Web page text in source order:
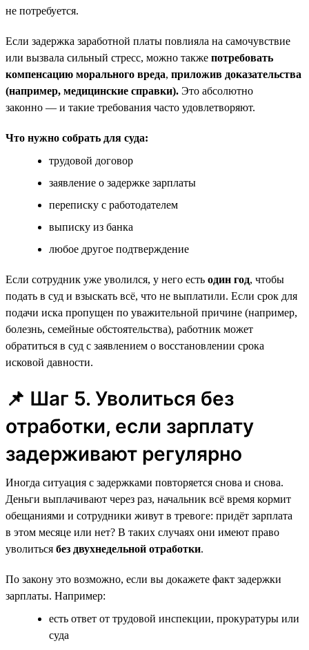
не потребуется.
Если задержка заработной платы повлияла на самочувствие
или вызвала сильный стресс, можно также потребовать
компенсацию морального вреда, приложив доказательства
(например, медицинские справки). Это абсолютно
законно — и такие требования часто удовлетворяют.
Что нужно собрать для суда:
трудовой договор
заявление о задержке зарплаты
переписку с работодателем
выписку из банка
любое другое подтверждение
Если сотрудник уже уволился, у него есть один год, чтобы
подать в суд и взыскать всё, что не выплатили. Если срок для
подачи иска пропущен по уважительной причине (например,
болезнь, семейные обстоятельства), работник может
обратиться в суд с заявлением о восстановлении срока
исковой давности.
📌 Шаг 5. Уволиться без
отработки, если зарплату
задерживают регулярно
Иногда ситуация с задержками повторяется снова и снова.
Деньги выплачивают через раз, начальник всё время кормит
обещаниями и сотрудники живут в тревоге: придёт зарплата
в этом месяце или нет? В таких случаях они имеют право
уволиться без двухнедельной отработки.
По закону это возможно, если вы докажете факт задержки
зарплаты. Например:
есть ответ от трудовой инспекции, прокуратуры или
суда